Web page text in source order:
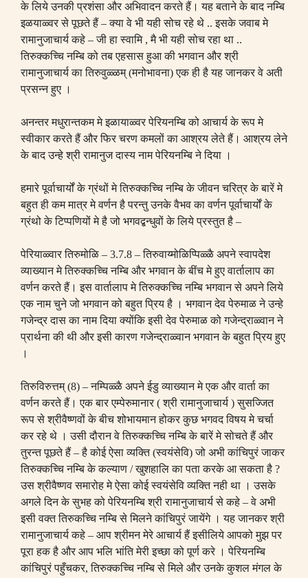
के लिये उनकी प्रशंसा और अभिवादन करते हैं। यह बताने के बाद नम्बि
इळयाळ्वर से पूछते हैं –क्या वे भी यही सोच रहे थे ..इसके जवाब मे
रामानुजाचार्य कहे –जी हा स्वामि ,मै भी यही सोच रहा था ..
तिरुक्कच्चिनम्बि को तब एहसास हुआ की भगवान और श्री
रामानुजाचार्य का तिरुवुळ्ळम्(मनोभावना)एक ही है यह जानकर वे अती
प्रसन्न हुए ।
अनन्तर मधुरान्तकम मे इळायाळ्वर पेरियनम्बि को आचार्य के रूप मे
स्वीकार करते हैं और फिर चरण कमलों का आश्रय लेते हैं। आश्रय लेने
के बाद उन्हे श्री रामानुज दास्य नाम पेरियनम्बि ने दिया ।
हमारे पूर्वाचार्यों के ग्रंथों मे तिरुक्कच्चि नम्बि के जीवन चरित्र के बारें मे
बहुत ही कम मात्र मे वर्णन है परन्तु उनके वैभव का वर्णन पूर्वाचार्यों के
ग्रंथो के टिप्पणियों मे है जो भगवद्बन्धुवों के लिये प्रस्तुत है –
पेरियाळ्वार तिरुमोळि – 3.7.8 –तिरुवाय्मोळिप्पिळ्ळै अपने स्वापदेश
व्याख्यान मे तिरुक्कच्चि नम्बि और भगवान के बींच मे हुए वार्तालाप का
वर्णन करते हैं। इस वार्तालाप मे तिरुक्कच्चि नम्बि भगवान से अपने लिये
एक नाम चुने जो भगवान को बहुत प्रिय है । भगवान देव पेरुमाळ ने उन्हे
गजेन्द्र दास का नाम दिया क्योंकि इसी देव पेरुमाळ को गजेन्द्राळ्वान ने
प्रार्थना की थी और इसी कारण गजेन्द्राळ्वान भगवान के बहुत प्रिय हुए
।
तिरुविरुत्तम्(8) –नम्पिळ्ळै अपने ईडु व्याख्यान मे एक और वार्ता का
वर्णन करते हैं। एक बार एम्पेरुमानार (श्री रामानुजाचार्य )सुसज्जित
रूप से श्रीवैष्णवों के बीच शोभायमान होकर कुछ भगवद विषय मे चर्चा
कर रहे थे । उसी दौरान वे तिरुक्कच्चि नम्बि के बारें मे सोचते हैं और
तुरन्त पूछते हैं –है कोई ऐसा व्यक्ति(स्वयंसेवि)जो अभी कांचिपुरं जाकर
तिरुक्कच्चि नम्बि के कल्याण /खुशहालि का पता करके आ सकता है ?
उस श्रीवैष्णव समारोह मे ऐसा कोई स्वयंसेवि व्यक्ति नही था । उसके
अगले दिन के सुभह को पेरियनम्बि श्री रामानुजाचार्य से कहे –वे अभी
इसी वक्त तिरुकच्चि नम्बि से मिलने कांचिपुरं जायेंगे । यह जानकर श्री
रामानुजाचार्य कहे – आप श्रीमन मेरे आचार्य हैं इसीलिये आपको मुझ पर
पूरा हक है और आप भलि भांति मेरी इच्छा को पूर्ण करे । पेरियनम्बि
कांचिपुरं पहुँचकर, तिरुक्कच्चिनम्बि से मिले और उनके कुशल मंगल के